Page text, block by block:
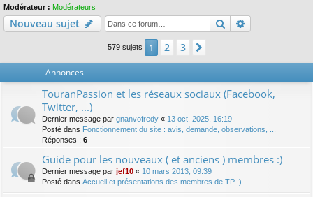
de
r
Modérateur : Modérateurs
Nouveau sujet Rechercher
579 sujets 1 2 3
Annonces
TouranPassion et les réseaux sociaux (Facebook,
Twitter, ...)
Dernier message par gnanvofredy « 13 oct. 2025, 16:19
Posté dans Fonctionnement du site : avis, demande, observations, ...
Réponses : 6
Guide pour les nouveaux ( et anciens ) membres :)
Dernier message par jef10 « 10 mars 2013, 09:39
Posté dans Accueil et présentations des membres de TP :)